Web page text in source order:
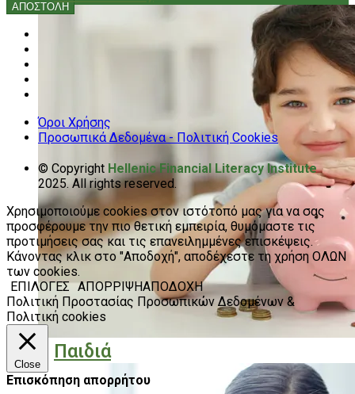
Παιδιά
Όροι Χρήσης
Προσωπικά Δεδομένα - Πολιτική Cookies
© Copyright Hellenic Financial Literacy Institute
2025. All rights reserved.
Χρησιμοποιούμε cookies στον ιστότοπό μας για να σας
προσφέρουμε την πιο θετική εμπειρία, θυμόμαστε τις
προτιμήσεις σας και τις επανειλημμένες επισκέψεις.
Κάνοντας κλικ στο "Αποδοχή", αποδέχεστε τη χρήση ΟΛΩΝ
των cookies.
ΕΠΙΛΟΓΕΣ ΑΠΟΡΡΙΨΗΑΠΟΔΟΧΗ
Πολιτική Προστασίας Προσωπικών Δεδομένων &
Πολιτική cookies
Close
Επισκόπηση απορρήτου